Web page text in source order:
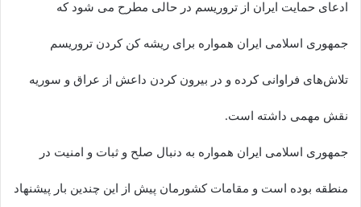
ادعای حمایت ایران از تروریسم در حالی مطرح می شود که
جمهوری اسلامی ایران همواره برای ریشه کن کردن تروریسم
تلاش‌های فراوانی کرده و در بیرون کردن داعش از عراق و سوریه
نقش مهمی داشته است.
جمهوری اسلامی ایران همواره به دنبال صلح و ثبات و امنیت در
منطقه بوده است و مقامات کشورمان پیش از این چندین بار پیشنهاد